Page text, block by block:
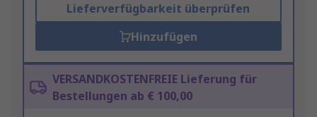
Lieferverfügbarkeit überprüfen
Hinzufügen
VERSANDKOSTENFREIE Lieferung für
Bestellungen ab € 100,00